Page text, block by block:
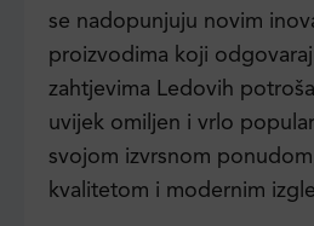
se nadopunjuju novim
proizvodima koji
zahtjevima Ledovih
uvijek omiljen i vrlo
svojom izvrsnom
kvalitetom i modernim